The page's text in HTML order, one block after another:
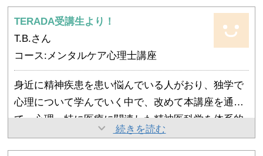
TERADA受講生より！
T.B.さん
コース:メンタルケア心理士講座
身近に精神疾患を患い悩んでいる人がおり、独学で
心理について学んでいく中で、改めて本講座を通じ
て、心理、特に医療に関連した精神医科学を体系的
に学びたいと考え、受講を決めました。
解剖生理基礎から始まり、精神医科学（特に精神疾
続きを読む